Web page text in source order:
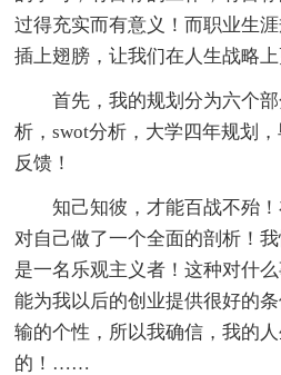
过得充实而有意义！而职业生
插上翅膀，让我们在人生战略上
首先，我的规划分为六个
析，swot分析，大学四年规划
反馈！
知己知彼，才能百战不殆
对自己做了一个全面的剖析！
是一名乐观主义者！这种对什
能为我以后的创业提供很好的
输的个性，所以我确信，我的
的！……